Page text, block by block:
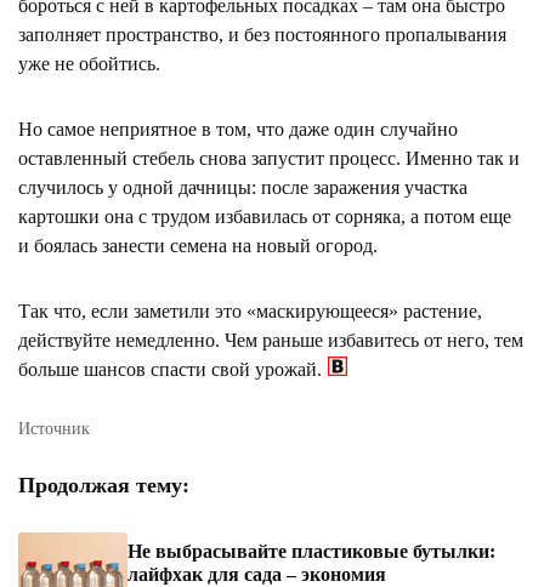
бороться с ней в картофельных посадках – там она быстро
заполняет пространство, и без постоянного пропалывания
уже не обойтись.
Но самое неприятное в том, что даже один случайно
оставленный стебель снова запустит процесс. Именно так и
случилось у одной дачницы: после заражения участка
картошки она с трудом избавилась от сорняка, а потом еще
и боялась занести семена на новый огород.
Так что, если заметили это «маскирующееся» растение,
действуйте немедленно. Чем раньше избавитесь от него, тем
больше шансов спасти свой урожай.
Источник
Продолжая тему:
Не выбрасывайте пластиковые бутылки:
лайфхак для сада – экономия